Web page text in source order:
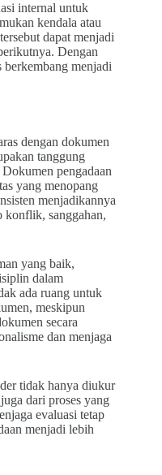
internal untuk
kendala atau
dapat menjadi
Dengan
berkembang menjadi
dengan dokumen
tanggung
pengadaan
yang menopang
menjadikannya
konflik, sanggahan,
yang baik,
dalam
ada ruang untuk
meskipun
secara
dan menjaga
tidak hanya diukur
dari proses yang
evaluasi tetap
menjadi lebih